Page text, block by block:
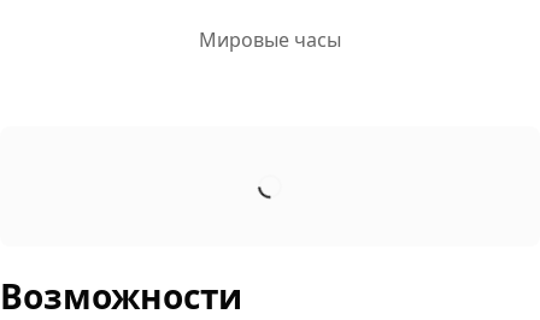
Мировые часы
Возможности